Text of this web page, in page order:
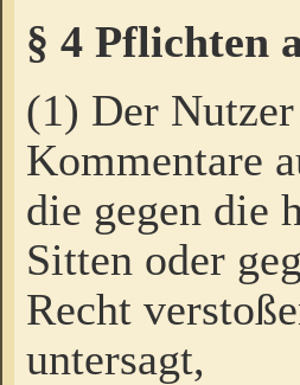
§ 4 Pflichten
(1) Der
Kommentare
die gegen die
Sitten oder
Recht
untersagt,